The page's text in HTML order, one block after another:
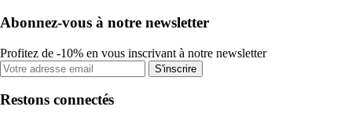
Abonnez-vous à notre newsletter
Profitez de -10% en vous inscrivant à notre newsletter
S'inscrire
Restons connectés